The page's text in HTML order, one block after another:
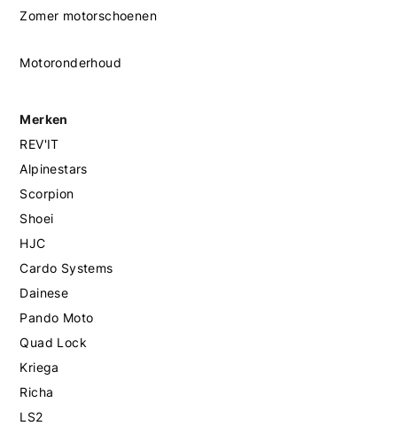
Zomer motorschoenen
Motoronderhoud
Merken
REV'IT
Alpinestars
Scorpion
Shoei
HJC
Cardo Systems
Dainese
Pando Moto
Quad Lock
Kriega
Richa
LS2